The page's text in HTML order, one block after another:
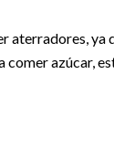
aterradores, ya
azúcar,